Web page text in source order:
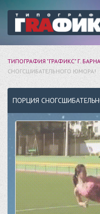
ТИПОГРАФИЯ "ГРАФИКС" Г.
СНОГСШИБАТЕЛЬНОГО ЮМОРА!
ПОРЦИЯ